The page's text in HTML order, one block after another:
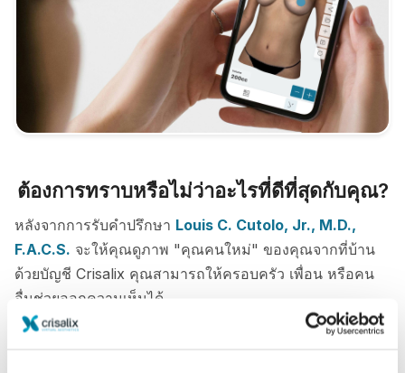
ต้องการทราบหรือไม่ว่าอะไรที่ดีที่สุดกับคุณ?
หลังจากการรับคำปรึกษา Louis C. Cutolo, Jr., M.D.,
F.A.C.S. จะให้คุณดูภาพ "คุณคนใหม่" ของคุณจากที่บ้าน
ด้วยบัญชี Crisalix คุณสามารถให้ครอบครัว เพื่อน หรือคน
อื่นช่วยออกความเห็นได้